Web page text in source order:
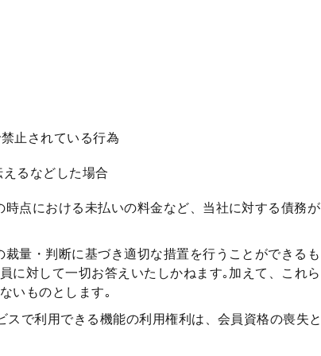
止されている行為
るなどした場合
点における未払いの料金など、当社に対する債務が
量・判断に基づき適切な措置を行うことができるも
に対して一切お答えいたしかねます｡加えて、これら
いものとします｡
で利用できる機能の利用権利は、会員資格の喪失と